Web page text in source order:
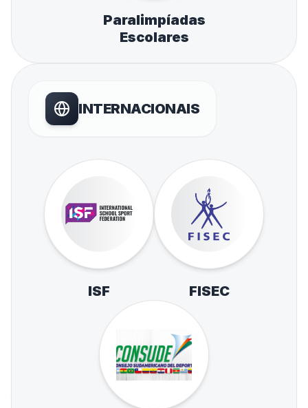
Paralimpíadas
Escolares
INTERNACIONAIS
ISF FISEC